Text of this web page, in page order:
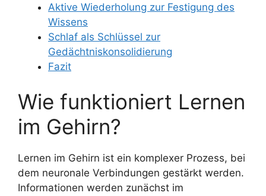
Aktive Wiederholung zur Festigung des
Wissens
Schlaf als Schlüssel zur
Gedächtniskonsolidierung
Fazit
Wie funktioniert Lernen
im Gehirn?
Lernen im Gehirn ist ein komplexer Prozess, bei
dem neuronale Verbindungen gestärkt werden.
Informationen werden zunächst im